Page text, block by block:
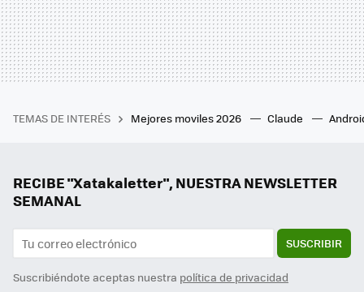
TEMAS DE INTERÉS Mejores moviles 2026 Claude
RECIBE "Xatakaletter", NUESTRA NEWSLETTER
SEMANAL
SUSCRIBIR
Suscribiéndote aceptas nuestra política de privacidad